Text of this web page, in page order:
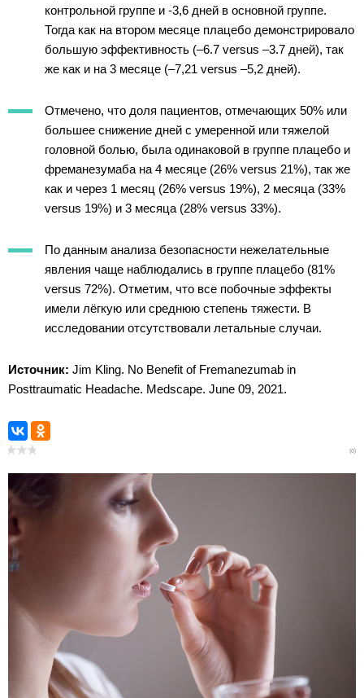
контрольной группе и -3,6 дней в основной группе.
Тогда как на втором месяце плацебо демонстрировало
большую эффективность (–6.7 versus –3.7 дней), так
же как и на 3 месяце (–7,21 versus –5,2 дней).
Отмечено, что доля пациентов, отмечающих 50% или
большее снижение дней с умеренной или тяжелой
головной болью, была одинаковой в группе плацебо и
фреманезумаба на 4 месяце (26% versus 21%), так же
как и через 1 месяц (26% versus 19%), 2 месяца (33%
versus 19%) и 3 месяца (28% versus 33%).
По данным анализа безопасности нежелательные
явления чаще наблюдались в группе плацебо (81%
versus 72%). Отметим, что все побочные эффекты
имели лёгкую или среднюю степень тяжести. В
исследовании отсутствовали летальные случаи.
Источник: Jim Kling. No Benefit of Fremanezumab in
Posttraumatic Headache. Medscape. June 09, 2021.
(0)